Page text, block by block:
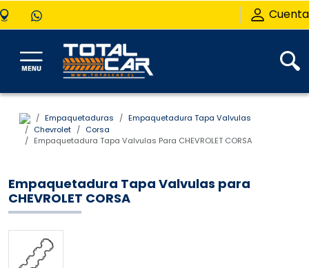
Cuenta
Empaquetaduras
Empaquetadura Tapa Valvulas
Chevrolet
Corsa
Empaquetadura Tapa Valvulas Para CHEVROLET CORSA
Empaquetadura Tapa Valvulas para
CHEVROLET CORSA